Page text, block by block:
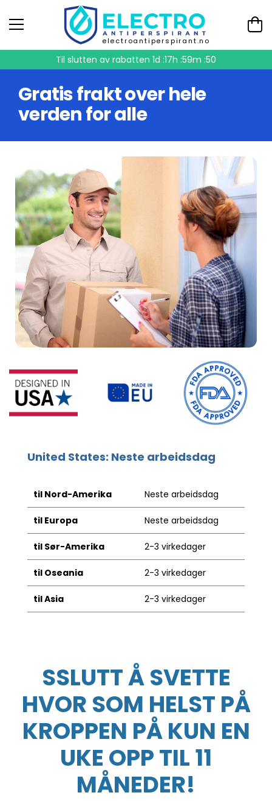
electroantiperspirant.no
Til slutten av rabatten 1d :17h :59m :49
Gratis frakt over hele
verden for alle
United States: Neste arbeidsdag
til Nord-Amerika Neste arbeidsdag
til Europa Neste arbeidsdag
til Sør-Amerika 2-3 virkedager
til Oseania 2-3 virkedager
til Asia 2-3 virkedager
SSLUTT Å SVETTE
HVOR SOM HELST PÅ
KROPPEN PÅ KUN EN
UKE OPP TIL 11
MÅNEDER!